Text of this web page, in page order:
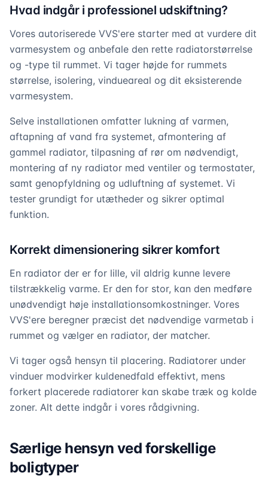
Hvad indgår i professionel udskiftning?
Vores autoriserede VVS'ere starter med at vurdere dit
varmesystem og anbefale den rette radiatorstørrelse
og -type til rummet. Vi tager højde for rummets
størrelse, isolering, vindueareal og dit eksisterende
varmesystem.
Selve installationen omfatter lukning af varmen,
aftapning af vand fra systemet, afmontering af
gammel radiator, tilpasning af rør om nødvendigt,
montering af ny radiator med ventiler og termostater,
samt genopfyldning og udluftning af systemet. Vi
tester grundigt for utætheder og sikrer optimal
funktion.
Korrekt dimensionering sikrer komfort
En radiator der er for lille, vil aldrig kunne levere
tilstrækkelig varme. Er den for stor, kan den medføre
unødvendigt høje installationsomkostninger. Vores
VVS'ere beregner præcist det nødvendige varmetab i
rummet og vælger en radiator, der matcher.
Vi tager også hensyn til placering. Radiatorer under
vinduer modvirker kuldenedfald effektivt, mens
forkert placerede radiatorer kan skabe træk og kolde
zoner. Alt dette indgår i vores rådgivning.
Særlige hensyn ved forskellige
boligtyper